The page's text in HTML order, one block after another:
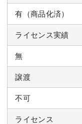
有（商品化済）
ライセンス実績
無
譲渡
不可
ライセンス